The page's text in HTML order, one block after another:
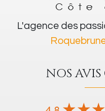
L'agence des
NOS